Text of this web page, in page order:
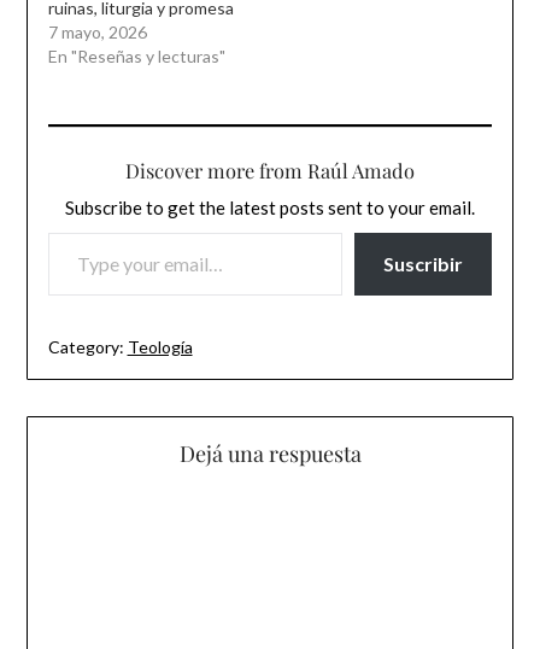
comparten un horizonte
común de fe y una
profunda reverencia por
ruinas, liturgia y promesa
7 mayo, 2026
En "Reseñas y lecturas"
Discover more from Raúl Amado
Subscribe to get the latest posts sent to your email.
TYPE YOUR EMAIL…
Suscribir
Category: Teología
Dejá una respuesta